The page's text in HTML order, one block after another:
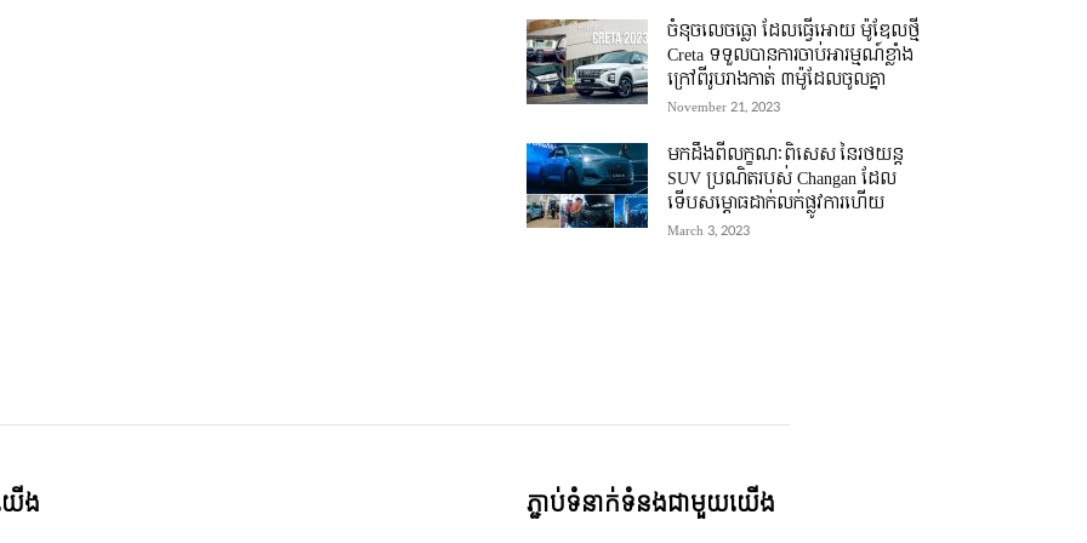
ចំនុចលេចធ្លោ ដែលធ្វើអោយ ម៉ូឌែលថ្មី
Creta ទទួលបានការចាប់អារម្មណ៍ខ្លាំង
ក្រៅពីរូបរាងកាត់ ៣ម៉ូដែលចូលគ្នា
November 21, 2023
មកដឹងពីលក្ខណៈពិសេស នៃរថយន្ត
SUV ប្រណិតរបស់ Changan ដែល
ទើបសម្ភោធដាក់លក់ផ្លូវការហើយ
March 3, 2023
ើង ភ្ជាប់ទំនាក់ទំនងជាមួយយើង